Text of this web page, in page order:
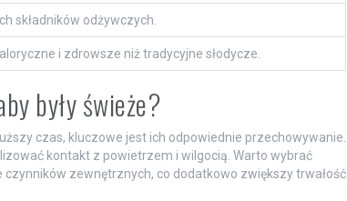
składników odżywczych.
i zdrowsze niż tradycyjne słodycze.
były świeże?
czas, kluczowe jest ich odpowiednie przechowywanie.
kontakt z powietrzem i wilgocią. Warto wybrać
zewnętrznych, co dodatkowo zwiększy trwałość